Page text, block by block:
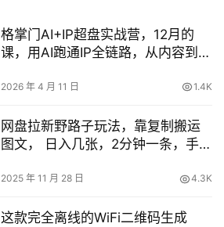
格掌门AI+IP超盘实战营，12月的
课，用AI跑通IP全链路，从内容到成
2026 年 4 月 11 日 1.4K
网盘拉新野路子玩法，靠复制搬运
图文， 日入几张，2分钟一条，手机
2025 年 11 月 28 日 4.3K
这款完全离线的WiFi二维码生成